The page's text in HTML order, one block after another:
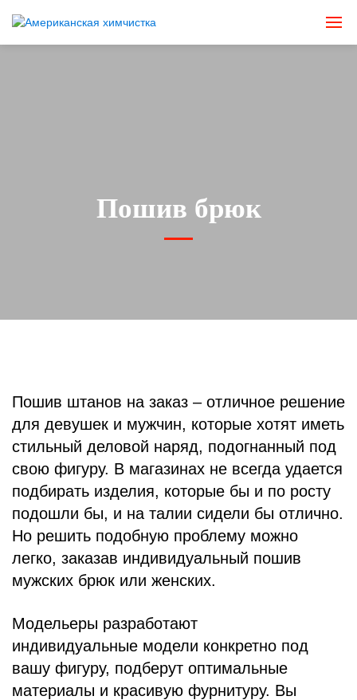
Пошив брюк
Пошив штанов на заказ – отличное решение
для девушек и мужчин, которые хотят иметь
стильный деловой наряд, подогнанный под
свою фигуру. В магазинах не всегда удается
подбирать изделия, которые бы и по росту
подошли бы, и на талии сидели бы отлично.
Но решить подобную проблему можно
легко, заказав индивидуальный пошив
мужских брюк или женских.
Модельеры разработают
индивидуальные модели конкретно под
вашу фигуру, подберут оптимальные
материалы и красивую фурнитуру. Вы